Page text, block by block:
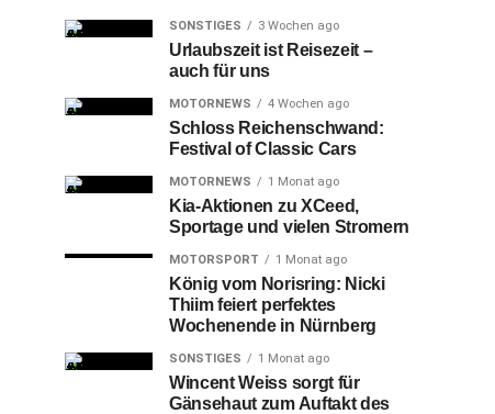
SONSTIGES 3 Wochen ago
Urlaubszeit ist Reisezeit –
auch für uns
MOTORNEWS 4 Wochen ago
Schloss Reichenschwand:
Festival of Classic Cars
MOTORNEWS 1 Monat ago
Kia-Aktionen zu XCeed,
Sportage und vielen Stromern
MOTORSPORT 1 Monat ago
König vom Norisring: Nicki
Thiim feiert perfektes
Wochenende in Nürnberg
SONSTIGES 1 Monat ago
Wincent Weiss sorgt für
Gänsehaut zum Auftakt des